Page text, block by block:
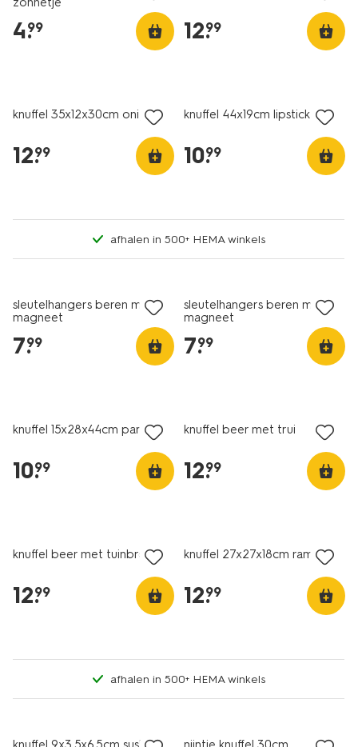
4.
99 12.
99
knuffel 35x12x30cm onigiri
12.
99
knuffel 44x19cm lipstick
10.
99
afhalen in 500+ HEMA winkels
sleutelhangers beren met
magneet
7.
99
sleutelhangers beren met
magneet
7.
99
knuffel 15x28x44cm parfum
10.
99
knuffel beer met trui
12.
99
knuffel beer met tuinbroek
12.
99
knuffel 27x27x18cm ramen
12.
99
afhalen in 500+ HEMA winkels